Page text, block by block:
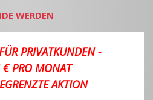
WERDEN
PRIVATKUNDEN -
PRO MONAT
AKTION